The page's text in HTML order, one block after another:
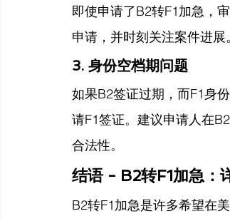
即使申请了B2转F1加急，
申请，并时刻关注案件进展。
3. 身份空档期问题
如果B2签证过期，而F1身
请F1签证。建议申请人在
合法性。
结语 - B2转F1加急：
B2转F1加急是许多希望在